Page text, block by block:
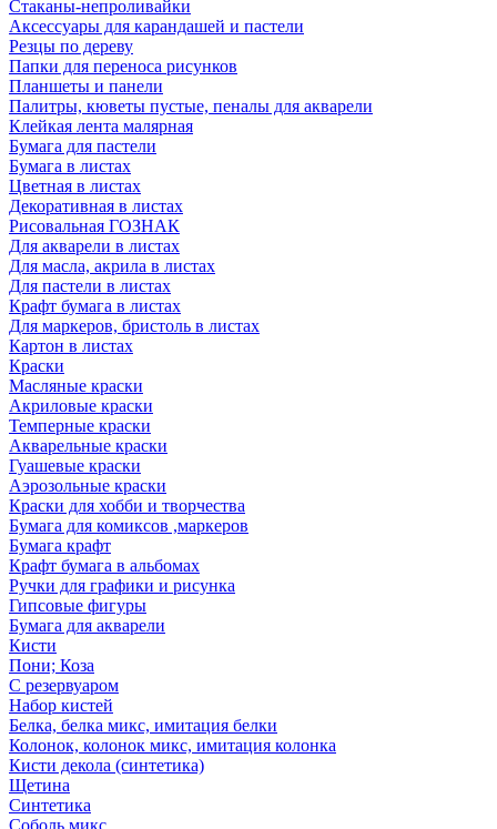
Стаканы-непроливайки
Аксессуары для карандашей и пастели
Резцы по дереву
Папки для переноса рисунков
Планшеты и панели
Палитры, кюветы пустые, пеналы для акварели
Клейкая лента малярная
Бумага для пастели
Бумага в листах
Цветная в листах
Декоративная в листах
Рисовальная ГОЗНАК
Для акварели в листах
Для масла, акрила в листах
Для пастели в листах
Крафт бумага в листах
Для маркеров, бристоль в листах
Картон в листах
Краски
Масляные краски
Акриловые краски
Темперные краски
Акварельные краски
Гуашевые краски
Аэрозольные краски
Краски для хобби и творчества
Бумага для комиксов ,маркеров
Бумага крафт
Крафт бумага в альбомах
Ручки для графики и рисунка
Гипсовые фигуры
Бумага для акварели
Кисти
Пони; Коза
С резервуаром
Набор кистей
Белка, белка микс, имитация белки
Колонок, колонок микс, имитация колонка
Кисти декола (синтетика)
Щетина
Синтетика
Соболь микс